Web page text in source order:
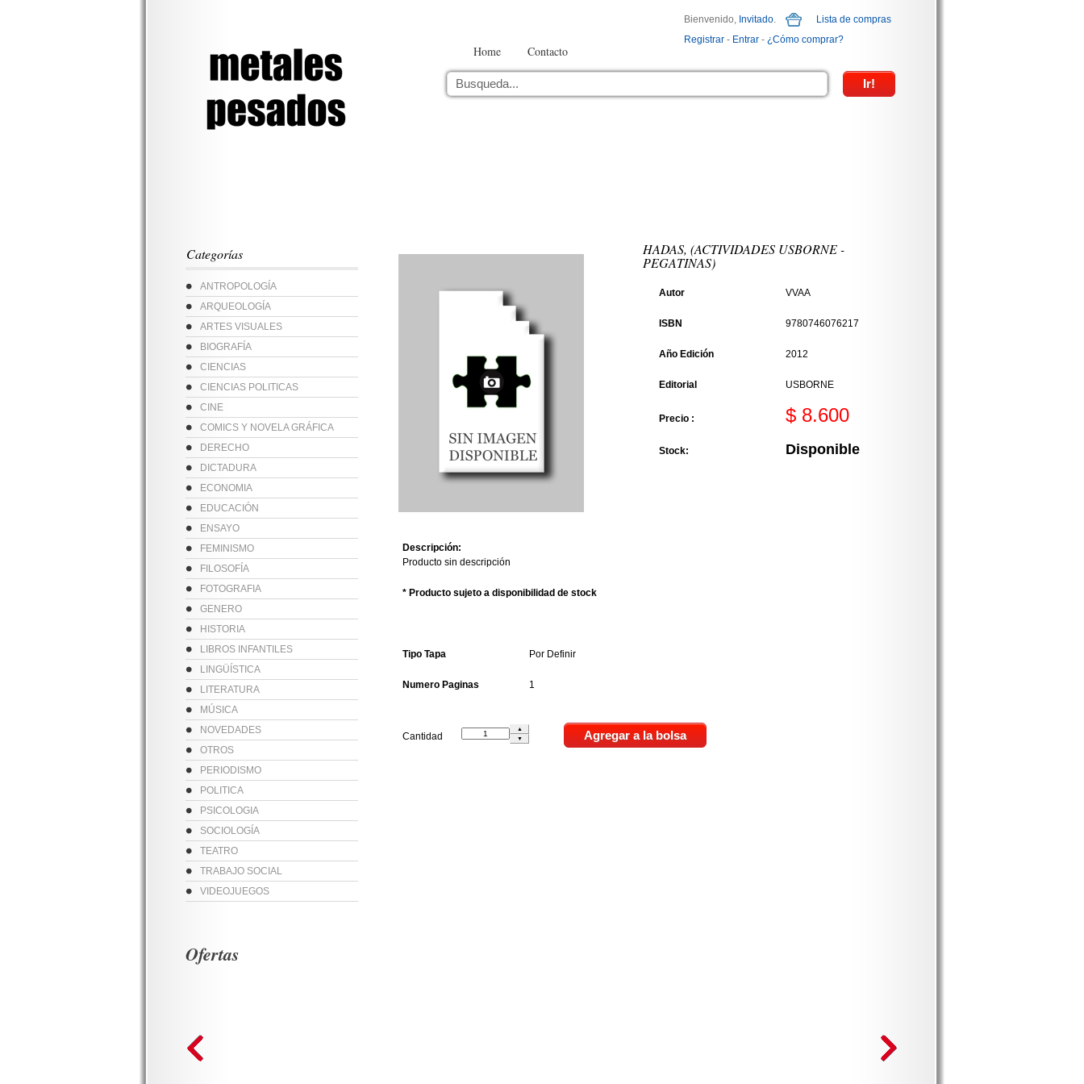
Home Contacto
Bienvenido, Invitado.
Lista de compras
Registrar - Entrar - ¿Cómo comprar?
Categorías
ANTROPOLOGÍA
ARQUEOLOGÍA
ARTES VISUALES
BIOGRAFÍA
CIENCIAS
CIENCIAS POLITICAS
CINE
COMICS Y NOVELA GRÁFICA
DERECHO
DICTADURA
ECONOMIA
EDUCACIÓN
ENSAYO
FEMINISMO
FILOSOFÍA
FOTOGRAFIA
GENERO
HISTORIA
LIBROS INFANTILES
LINGÜÍSTICA
LITERATURA
MÚSICA
NOVEDADES
OTROS
PERIODISMO
POLITICA
PSICOLOGIA
SOCIOLOGÍA
TEATRO
TRABAJO SOCIAL
VIDEOJUEGOS
HADAS, (ACTIVIDADES USBORNE -
PEGATINAS)
Autor VVAA
ISBN 9780746076217
Año Edición 2012
Editorial USBORNE
Precio : $ 8.600
Stock: Disponible
Descripción:
Producto sin descripción
* Producto sujeto a disponibilidad de stock
Tipo Tapa Por Definir
Numero Paginas 1
Cantidad
Ofertas